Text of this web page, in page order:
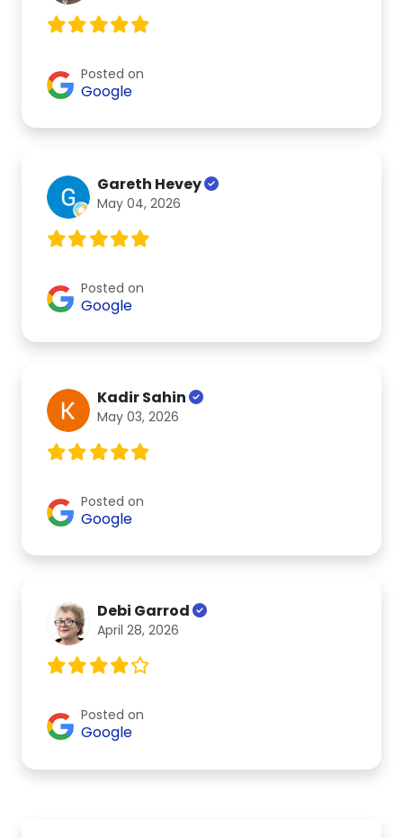
Posted on
Google
Gareth Hevey
May 04, 2026
Posted on
Google
Kadir Sahin
May 03, 2026
Posted on
Google
Debi Garrod
April 28, 2026
Posted on
Google